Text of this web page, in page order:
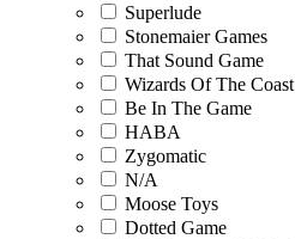
Superlude
Stonemaier Games
That Sound Game
Wizards Of The Coast
Be In The Game
HABA
Zygomatic
N/A
Moose Toys
Dotted Game